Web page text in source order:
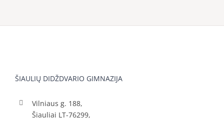
ŠIAULIŲ DIDŽDVARIO GIMNAZIJA
Vilniaus g. 188,
Šiauliai LT-76299,